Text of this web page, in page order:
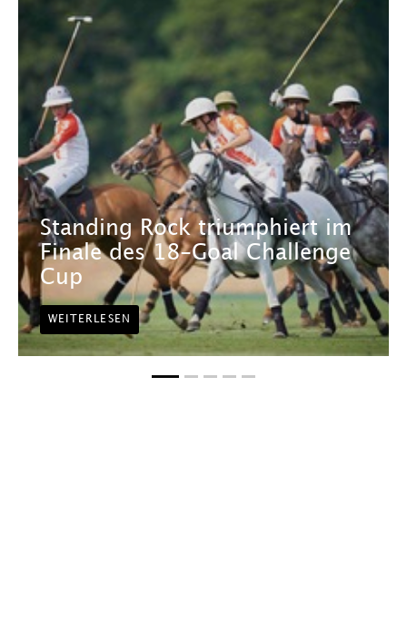
Standing Rock triumphiert im
Finale des 18-Goal Challenge
Cup
WEITERLESEN